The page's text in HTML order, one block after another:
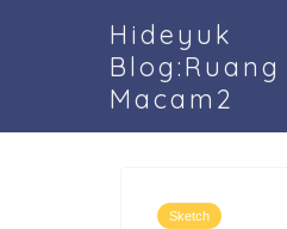
Hideyuk
Blog:Ruang
Macam2
Sketch